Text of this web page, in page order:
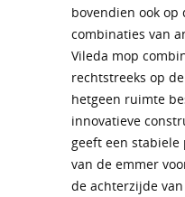
bovendien ook op
combinaties van
Vileda mop
rechtstreeks op
hetgeen ruimte
innovatieve
geeft een
van de emmer
de achterzijde